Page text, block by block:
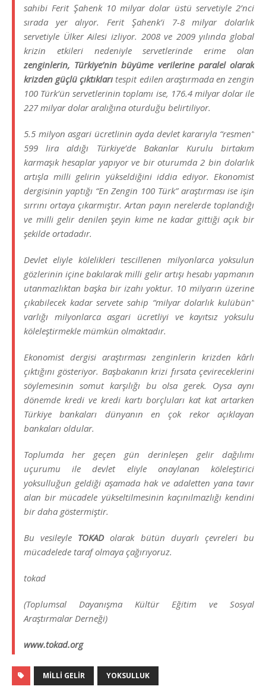
sahibi Ferit Şahenk 10 milyar dolar üstü servetiyle 2’nci
sırada yer alıyor. Ferit Şahenk’i 7-8 milyar dolarlık
servetiyle Ülker Ailesi izliyor. 2008 ve 2009 yılında global
krizin etkileri nedeniyle servetlerinde erime olan
zenginlerin, Türkiye’nin büyüme verilerine paralel olarak
krizden güçlü çıktıklarıtespit edilen araştırmada en zengin
100 Türk’ün servetlerinin toplamı ise, 176.4 milyar dolar ile
227 milyar dolar aralığına oturduğu belirtiliyor.
5.5 milyon asgari ücretlinin ayda devlet kararıyla “resmen”
599 lira aldığı Türkiye’de Bakanlar Kurulu birtakım
karmaşık hesaplar yapıyor ve bir oturumda 2 bin dolarlık
artışla milli gelirin yükseldiğini iddia ediyor. Ekonomist
dergisinin yaptığı “En Zengin 100 Türk” araştırması ise işin
sırrını ortaya çıkarmıştır. Artan payın nerelerde toplandığı
ve milli gelir denilen şeyin kime ne kadar gittiği açık bir
şekilde ortadadır.
Devlet eliyle kölelikleri tescillenen milyonlarca yoksulun
gözlerinin içine bakılarak milli gelir artışı hesabı yapmanın
utanmazlıktan başka bir izahı yoktur. 10 milyarın üzerine
çıkabilecek kadar servete sahip “milyar dolarlık kulübün”
varlığı milyonlarca asgari ücretliyi ve kayıtsız yoksulu
köleleştirmekle mümkün olmaktadır.
Ekonomist dergisi araştırması zenginlerin krizden kârlı
çıktığını gösteriyor. Başbakanın krizi fırsata çevireceklerini
söylemesinin somut karşılığı bu olsa gerek. Oysa aynı
dönemde kredi ve kredi kartı borçluları kat kat artarken
Türkiye bankaları dünyanın en çok rekor açıklayan
bankaları oldular.
Toplumda her geçen gün derinleşen gelir dağılımı
uçurumu ile devlet eliyle onaylanan köleleştirici
yoksulluğun geldiği aşamada hak ve adaletten yana tavır
alan bir mücadele yükseltilmesinin kaçınılmazlığı kendini
bir daha göstermiştir.
Bu vesileyle TOKAD olarak bütün duyarlı çevreleri bu
mücadelede taraf olmaya çağırıyoruz.
tokad
(Toplumsal Dayanışma Kültür Eğitim ve Sosyal
Araştırmalar Derneği)
www.tokad.org
MILLI GELIR YOKSULLUK